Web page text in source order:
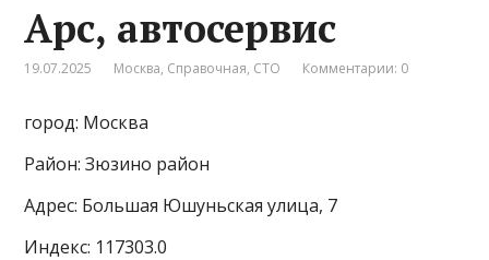
Арс, автосервис
19.07.2025 Москва, Справочная, СТО Комментарии: 0
город: Москва
Район: Зюзино район
Адрес: Большая Юшуньская улица, 7
Индекс: 117303.0